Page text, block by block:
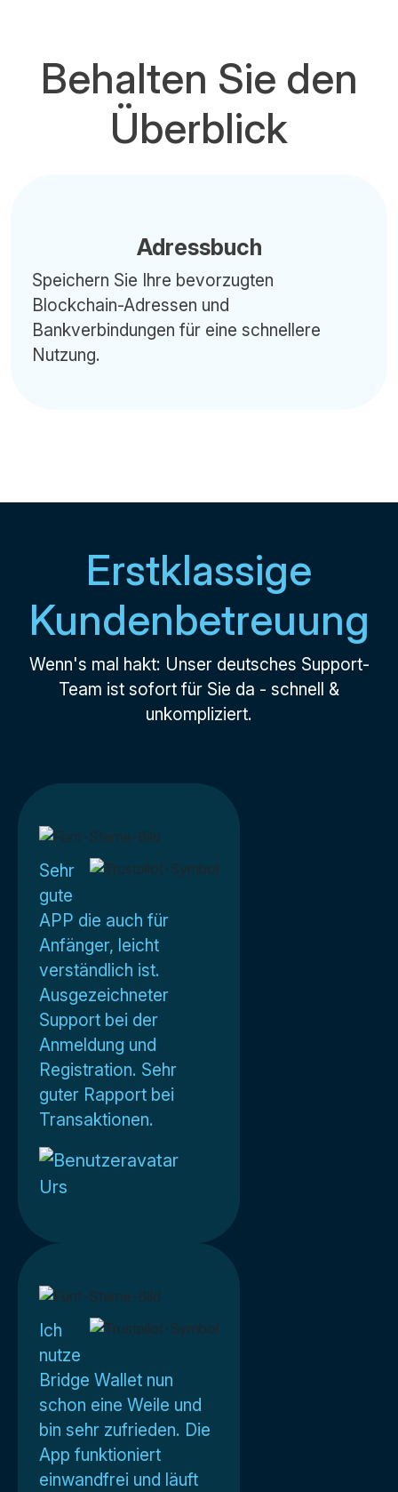
Behalten Sie den
Überblick
Adressbuch
Speichern Sie Ihre bevorzugten
Blockchain-Adressen und
Bankverbindungen für eine schnellere
Nutzung.
Erstklassige
Kundenbetreuung
Wenn's mal hakt: Unser deutsches Support-
Team ist sofort für Sie da - schnell &
unkompliziert.
Sehr
gute
APP die auch für
Anfänger, leicht
verständlich ist.
Ausgezeichneter
Support bei der
Anmeldung und
Registration. Sehr
guter Rapport bei
Transaktionen.
Urs
Ich
nutze
Bridge Wallet nun
schon eine Weile und
bin sehr zufrieden. Die
App funktioniert
einwandfrei und läuft